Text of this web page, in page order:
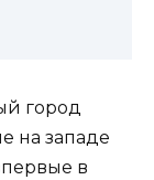
город
на западе
в